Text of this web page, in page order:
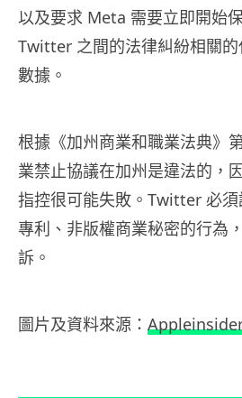
以及要求 Meta 需要立即開始
Twitter 之間的法律糾紛相關
數據。
根據《加州商業和職業法典》
業禁止協議在加州是違法的，
指控很可能失敗。Twitter 必
專利、非版權商業秘密的行為
訴。
圖片及資料來源：